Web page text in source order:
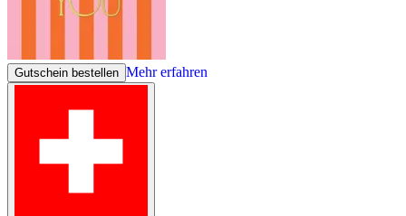
Gutschein bestellen Mehr erfahren